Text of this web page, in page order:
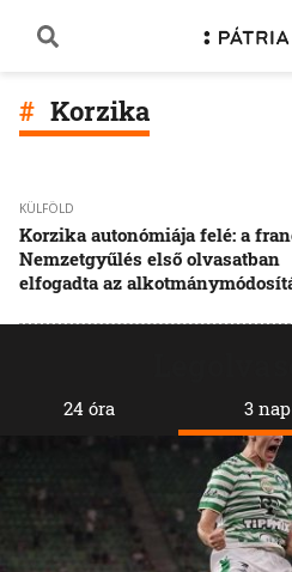
Korzika
KÜLFÖLD
Korzika autonómiája felé: a
Nemzetgyűlés első olvasatban
elfogadta az
24 óra 3 nap